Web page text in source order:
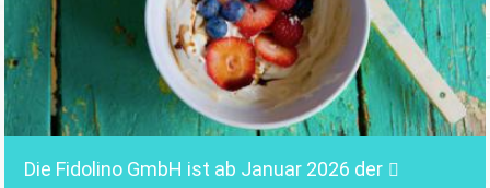
Die Fidolino GmbH ist ab Januar 2026 der